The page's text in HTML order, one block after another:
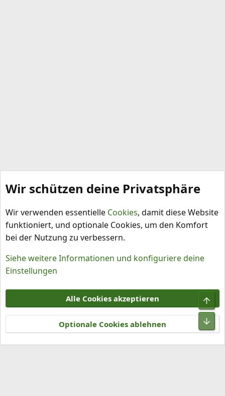
Schlagworte
Nutzungsbedingungen
Datenschutz
Hilfe und Impressum
R
S
S
Community platform by XenForo® © 2010-2026 XenForo Ltd.
Wir schützen deine Privatsphäre
Wir verwenden essentielle Cookies, damit diese Website
funktioniert, und optionale Cookies, um den Komfort
bei der Nutzung zu verbessern.
Siehe weitere Informationen und konfiguriere deine
Einstellungen
Alle Cookies akzeptieren
Optionale Cookies ablehnen